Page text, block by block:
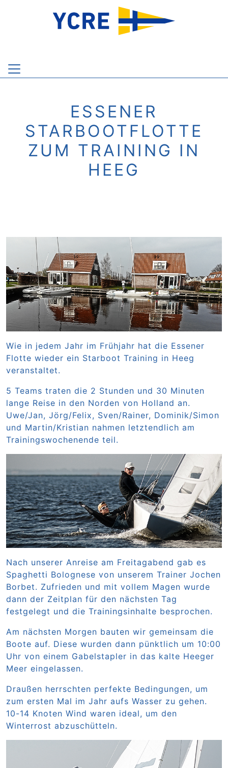
ESSENER
STARBOOTFLOTTE
ZUM TRAINING IN
HEEG
Wie in jedem Jahr im Frühjahr hat die Essener
Flotte wieder ein Starboot Training in Heeg
veranstaltet.
5 Teams traten die 2 Stunden und 30 Minuten
lange Reise in den Norden von Holland an.
Uwe/Jan, Jörg/Felix, Sven/Rainer, Dominik/Simon
und Martin/Kristian nahmen letztendlich am
Trainingswochenende teil.
Nach unserer Anreise am Freitagabend gab es
Spaghetti Bolognese von unserem Trainer Jochen
Borbet. Zufrieden und mit vollem Magen wurde
dann der Zeitplan für den nächsten Tag
festgelegt und die Trainingsinhalte besprochen.
Am nächsten Morgen bauten wir gemeinsam die
Boote auf. Diese wurden dann pünktlich um 10:00
Uhr von einem Gabelstapler in das kalte Heeger
Meer eingelassen.
Draußen herrschten perfekte Bedingungen, um
zum ersten Mal im Jahr aufs Wasser zu gehen.
10-14 Knoten Wind waren ideal, um den
Winterrost abzuschütteln.